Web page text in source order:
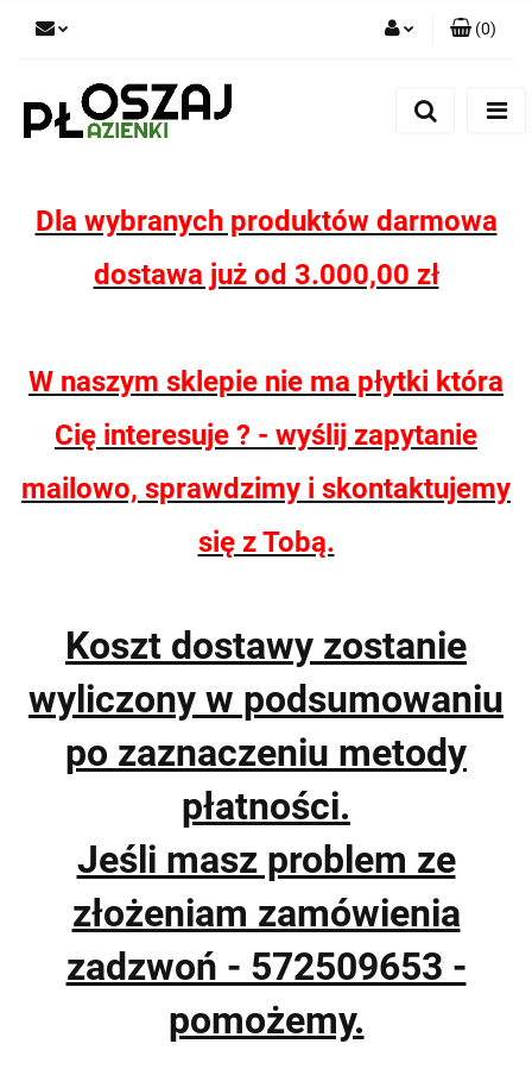
(0)
Dla wybranych produktów darmowa
dostawa już od 3.000,00 zł
W naszym sklepie nie ma płytki która
Cię interesuje ? - wyślij zapytanie
mailowo, sprawdzimy i skontaktujemy
się z Tobą.
Koszt dostawy zostanie
wyliczony w podsumowaniu
po zaznaczeniu metody
płatności.
Jeśli masz problem ze
złożeniam zamówienia
zadzwoń - 572509653 -
pomożemy.